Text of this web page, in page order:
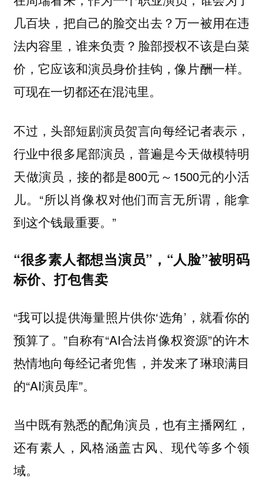
几百块，把自己的脸交出去？万一被用在违
法内容里，谁来负责？脸部授权不该是白菜
价，它应该和演员身价挂钩，像片酬一样。
可现在一切都还在混沌里。
不过，头部短剧演员贺言向每经记者表示，
行业中很多尾部演员，普遍是今天做模特明
天做演员，接的都是800元～1500元的小活
儿。“所以肖像权对他们而言无所谓，能拿
到这个钱最重要。”
“很多素人都想当演员”，“人脸”被明码
标价、打包售卖
“我可以提供海量照片供你‘选角’，就看你的
预算了。”自称有“AI合法肖像权资源”的许木
热情地向每经记者兜售，并发来了琳琅满目
的“AI演员库”。
当中既有熟悉的配角演员，也有主播网红，
还有素人，风格涵盖古风、现代等多个领
域。